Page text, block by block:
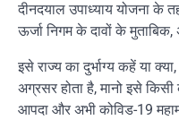
दीनदयाल उपाध्याय योजना के
ऊर्जा निगम के दावों के
इसे राज्य का दुर्भाग्य कहें या
अग्रसर होता है, मानो इसे
आपदा और अभी कोविड-19